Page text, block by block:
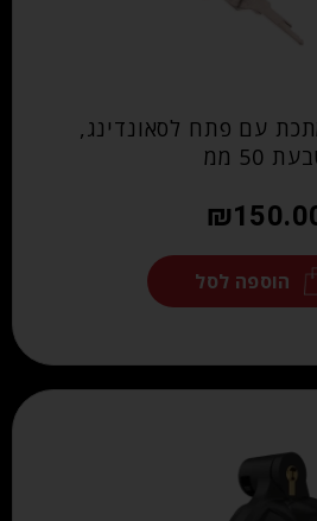
עם פתח לסאונדינג,
50 ממ
₪
הוספה לסל